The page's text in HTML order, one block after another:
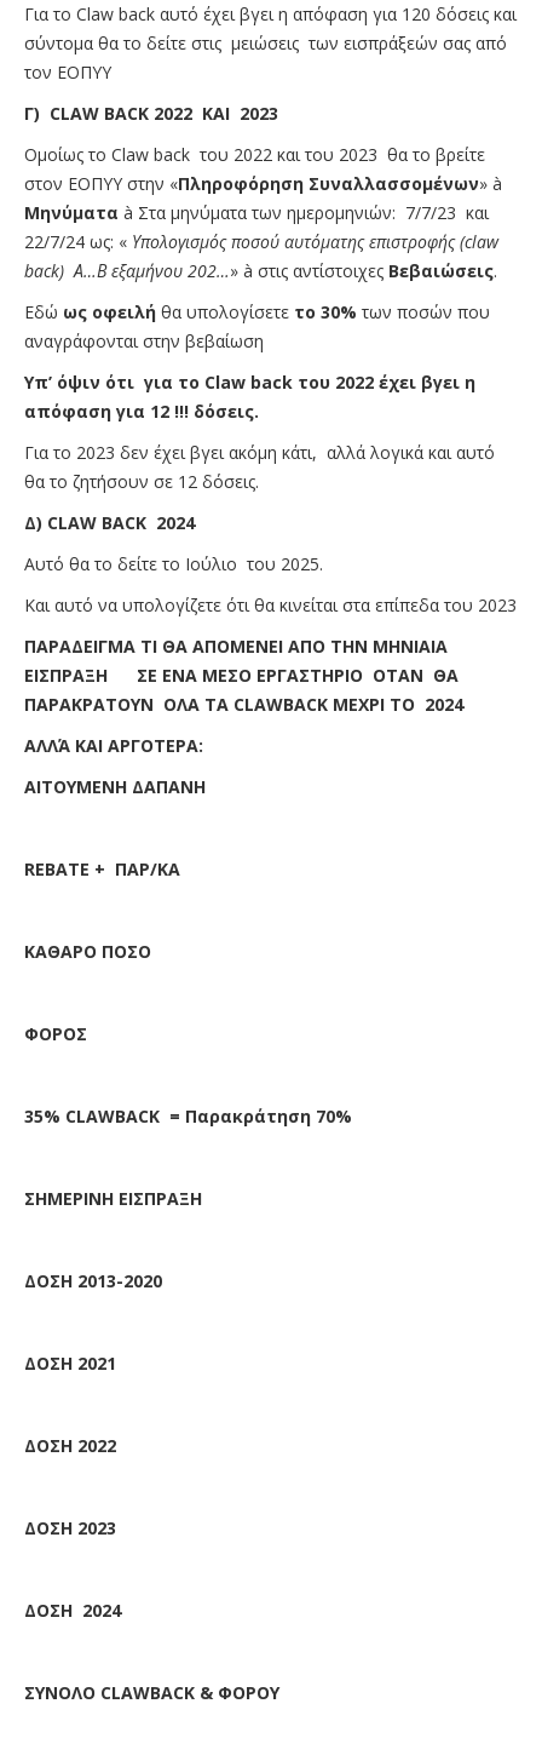
Για το Claw back αυτό έχει βγει η απόφαση για 120 δόσεις και
σύντομα θα το δείτε στις μειώσεις των εισπράξεών σας από
τον ΕΟΠΥΥ
Γ) CLAW BACK 2022 KAI 2023
Ομοίως το Claw back του 2022 και του 2023 θα το βρείτε
στον ΕΟΠΥΥ στην «Πληροφόρηση Συναλλασσομένων» à
Μηνύματα à Στα μηνύματα των ημερομηνιών: 7/7/23 και
22/7/24 ως: « Υπολογισμός ποσού αυτόματης επιστροφής (claw
back) Α…Β εξαμήνου 202…» à στις αντίστοιχες Βεβαιώσεις.
Εδώ ως οφειλή θα υπολογίσετε το 30% των ποσών που
αναγράφονται στην βεβαίωση
Υπ’ όψιν ότι για το Claw back του 2022 έχει βγει η
απόφαση για 12 !!! δόσεις.
Για το 2023 δεν έχει βγει ακόμη κάτι, αλλά λογικά και αυτό
θα το ζητήσουν σε 12 δόσεις.
Δ) CLAW BACK 2024
Αυτό θα το δείτε το Ιούλιο του 2025.
Και αυτό να υπολογίζετε ότι θα κινείται στα επίπεδα του 2023
ΠΑΡΑΔΕΙΓΜΑ ΤΙ ΘΑ ΑΠΟΜΕΝΕΙ ΑΠΟ ΤΗΝ ΜΗΝΙΑΙΑ
ΕΙΣΠΡΑΞΗ ΣΕ ΕΝΑ ΜΕΣΟ ΕΡΓΑΣΤΗΡΙΟ ΟΤΑΝ ΘΑ
ΠΑΡΑΚΡΑΤΟΥΝ ΟΛΑ ΤΑ CLAWBACK ΜΕΧΡΙ ΤΟ 2024
ΑΛΛΆ ΚΑΙ ΑΡΓΟΤΕΡΑ:
ΑΙΤΟΥΜΕΝΗ ΔΑΠΑΝΗ
REBATE + ΠΑΡ/ΚΑ
ΚΑΘΑΡΟ ΠΟΣΟ
ΦΟΡΟΣ
35% CLAWBACK = Παρακράτηση 70%
ΣΗΜΕΡΙΝΗ ΕΙΣΠΡΑΞΗ
ΔΟΣΗ 2013-2020
ΔΟΣΗ 2021
ΔΟΣΗ 2022
ΔΟΣΗ 2023
ΔΟΣΗ 2024
ΣΥΝΟΛΟ CLAWBACK & ΦΟΡΟΥ